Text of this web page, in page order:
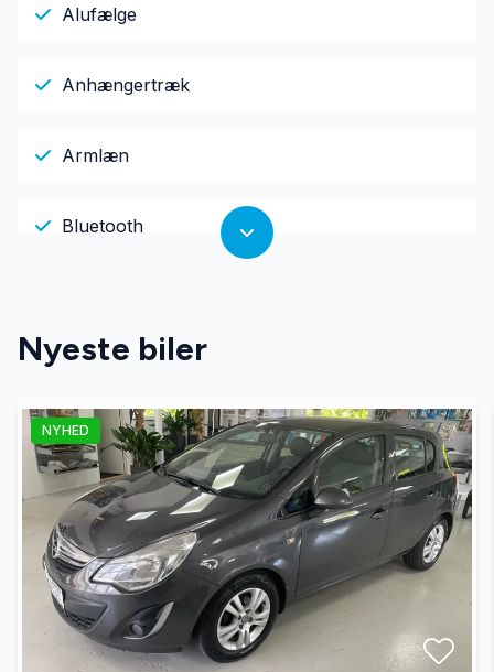
Alufælge
Anhængertræk
Armlæn
Bluetooth
El-ruder
El-spejle
Fartpilot
Fjernbetjent centrallås
Højdejusterbart førersæde
Nyeste biler
NYHED